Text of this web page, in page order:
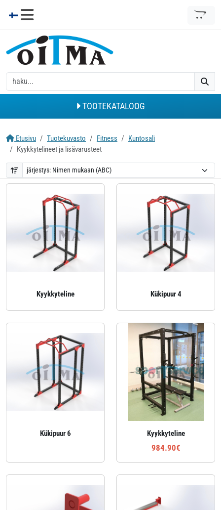
TOOTEKATALOOG
Etusivu Tuotekuvasto Fitness
Kuntosali
Kyykkytelineet ja lisävarusteet
Kyykkyteline Kükipuur 4
Kükipuur 6 Kyykkyteline
984.90€